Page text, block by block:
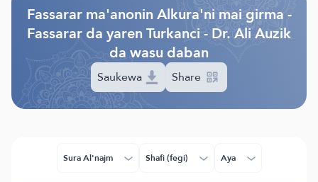
Fassarar ma'anonin Alkura'ni mai girma -
Fassarar da yaren Turkanci - Dr. Ali Auzik
da wasu daban
Saukewa Share
Sura Al'najm Shafi (fegi) Aya